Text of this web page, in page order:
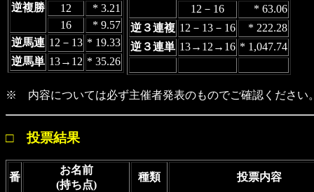
逆複勝
12
* 3.21
16
* 9.57
逆馬連 12－13 * 19.33
逆馬単 13→12 * 35.26
12－16
* 63.06
逆３連複 12－13－16
* 222.28
逆３連単 13→12→16 * 1,047.74
※ 内容については必ず主催者発表のものでご確認ください
□ 投票結果
番
お名前
(持ち点)
種類 投票内容